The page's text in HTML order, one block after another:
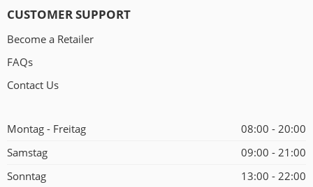
CUSTOMER SUPPORT
Become a Retailer
FAQs
Contact Us
Montag - Freitag
08:00 - 20:00
Samstag
09:00 - 21:00
Sonntag
13:00 - 22:00